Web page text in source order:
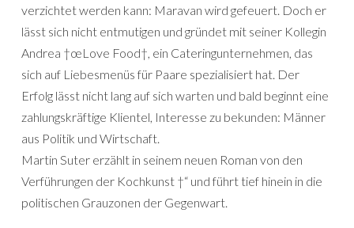
verzichtet werden kann: Maravan wird gefeuert. Doch er
lässt sich nicht entmutigen und gründet mit seiner Kollegin
Andrea †œLove Food†, ein Cateringunternehmen, das
sich auf Liebesmenüs für Paare spezialisiert hat. Der
Erfolg lässt nicht lang auf sich warten und bald beginnt eine
zahlungskräftige Klientel, Interesse zu bekunden: Männer
aus Politik und Wirtschaft.
Martin Suter erzählt in seinem neuen Roman von den
Verführungen der Kochkunst †“ und führt tief hinein in die
politischen Grauzonen der Gegenwart.